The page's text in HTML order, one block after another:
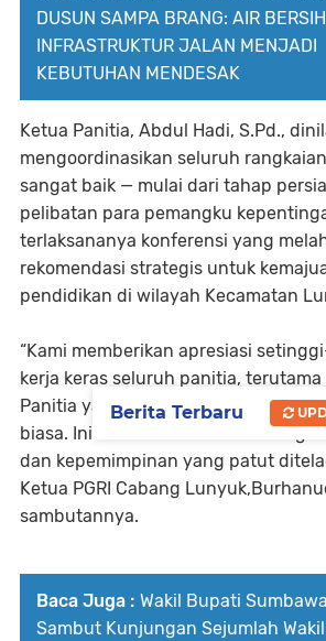
DUSUN SAMPA BRANG: AIR
INFRASTRUKTUR JALAN MENJADI
KEBUTUHAN MENDESAK
Ketua Panitia, Abdul Hadi, S.Pd.,
mengoordinasikan seluruh
sangat baik — mulai dari tahap
pelibatan para pemangku
terlaksananya konferensi yang
rekomendasi strategis untuk
pendidikan di wilayah Kecamatan
“Kami memberikan apresiasi
kerja keras seluruh panitia, terutama
Panitia yang sejak awal
biasa. Ini adalah cerminan
dan kepemimpinan yang patut
Ketua PGRI Cabang
sambutannya.
Baca Juga : Wakil Bupati Sumbawa
Sambut Kunjungan Sejumlah
Berita Terbaru